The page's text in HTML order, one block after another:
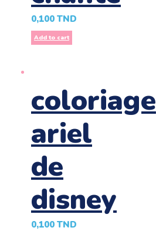
0,100 TND
Add to cart
coloriage
ariel
de
disney
0,100 TND